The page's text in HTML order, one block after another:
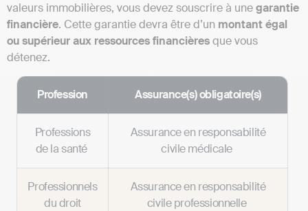
valeurs immobilières, vous devez souscrire à unegarantie
financière. Cette garantie devra être d’un montant égal
ou supérieur aux ressources financièresque vous
détenez.
Profession Assurance(s) obligatoire(s)
Professions
de la santé
Assurance en responsabilité
civile médicale
Professionnels
du droit
Assurance en responsabilité
civile professionnelle